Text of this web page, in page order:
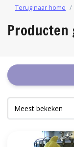
Terug naar home
Producten